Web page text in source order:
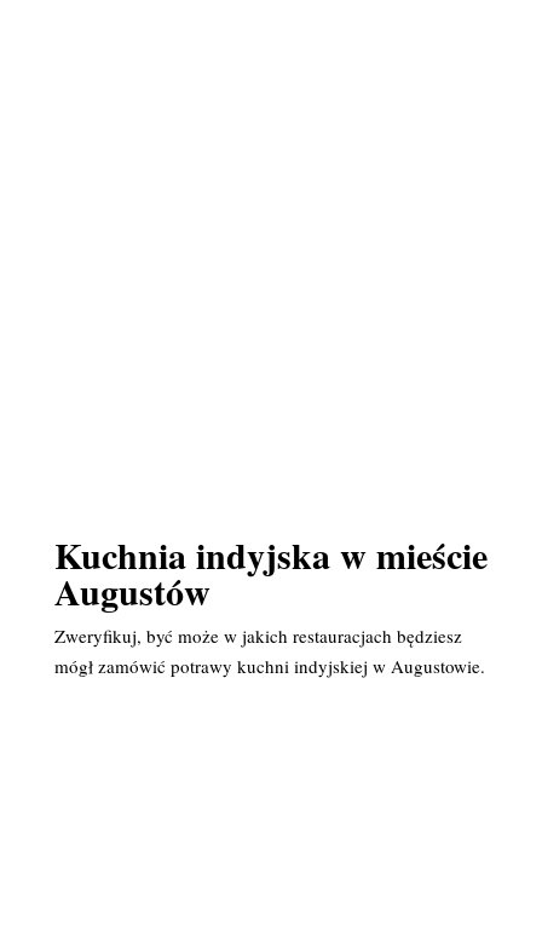
Kuchnia indyjska w mieście
Augustów
Zweryfikuj, być może w jakich restauracjach będziesz
mógł zamówić potrawy kuchni indyjskiej w Augustowie.